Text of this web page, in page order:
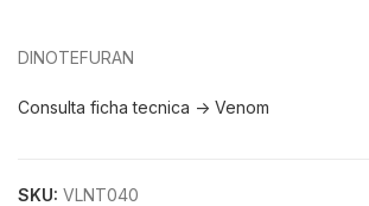
DINOTEFURAN
Consulta ficha tecnica -> Venom
SKU: VLNT040